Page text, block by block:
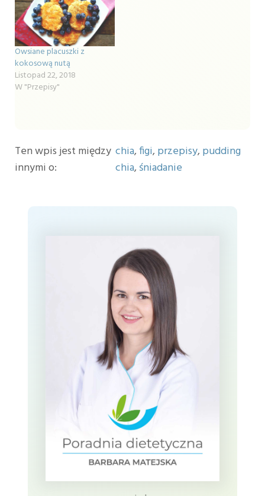
Owsiane placuszki z
kokosową nutą
Listopad 22, 2018
W "Przepisy"
Ten wpis jest między
innymi o:
chia,figi,przepisy,pudding
chia,śniadanie